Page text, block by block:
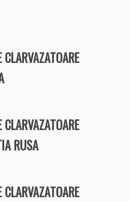
RUSA